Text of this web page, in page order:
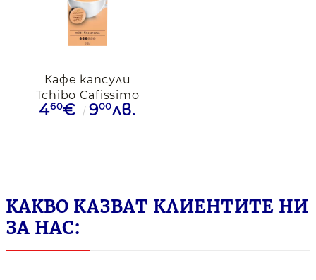
Кафе капсули
Tchibo Cafissimo
Decaffeinato
460€ 900лв.
КАКВО КАЗВАТ КЛИЕНТИТЕ НИ
ЗА НАС: